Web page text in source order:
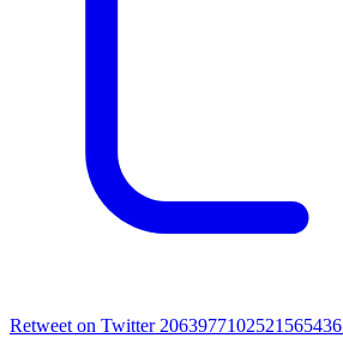
Retweet on Twitter 2063977102521565436